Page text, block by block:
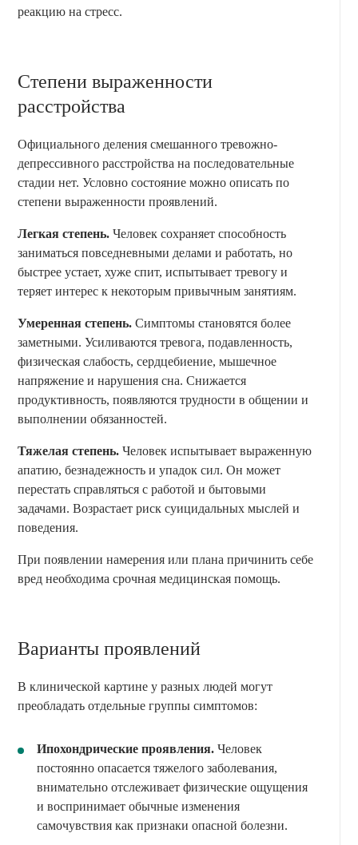
реакцию на стресс.
Степени выраженности
расстройства
Официального деления смешанного тревожно-
депрессивного расстройства на последовательные
стадии нет. Условно состояние можно описать по
степени выраженности проявлений.
Легкая степень. Человек сохраняет способность
заниматься повседневными делами и работать, но
быстрее устает, хуже спит, испытывает тревогу и
теряет интерес к некоторым привычным занятиям.
Умеренная степень. Симптомы становятся более
заметными. Усиливаются тревога, подавленность,
физическая слабость, сердцебиение, мышечное
напряжение и нарушения сна. Снижается
продуктивность, появляются трудности в общении и
выполнении обязанностей.
Тяжелая степень. Человек испытывает выраженную
апатию, безнадежность и упадок сил. Он может
перестать справляться с работой и бытовыми
задачами. Возрастает риск суицидальных мыслей и
поведения.
При появлении намерения или плана причинить себе
вред необходима срочная медицинская помощь.
Варианты проявлений
В клинической картине у разных людей могут
преобладать отдельные группы симптомов:
Ипохондрические проявления. Человек
постоянно опасается тяжелого заболевания,
внимательно отслеживает физические ощущения
и воспринимает обычные изменения
самочувствия как признаки опасной болезни.